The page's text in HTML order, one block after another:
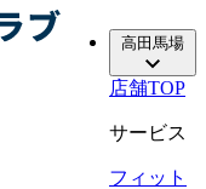
高田馬場
店舗TOP
サービス
フィット